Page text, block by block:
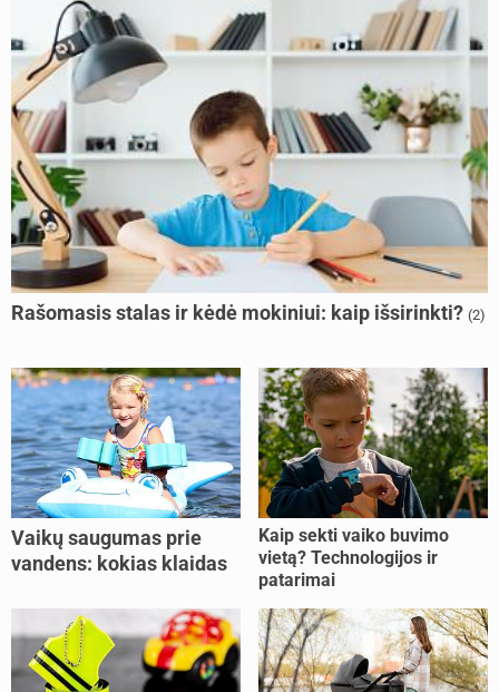
Rašomasis stalas ir kėdė mokiniui: kaip išsirinkti? (2)
Vaikų saugumas prie
vandens: kokias klaidas
Kaip sekti vaiko buvimo
vietą? Technologijos ir
patarimai